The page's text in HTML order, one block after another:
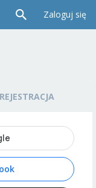
Zaloguj się
REJESTRACJA